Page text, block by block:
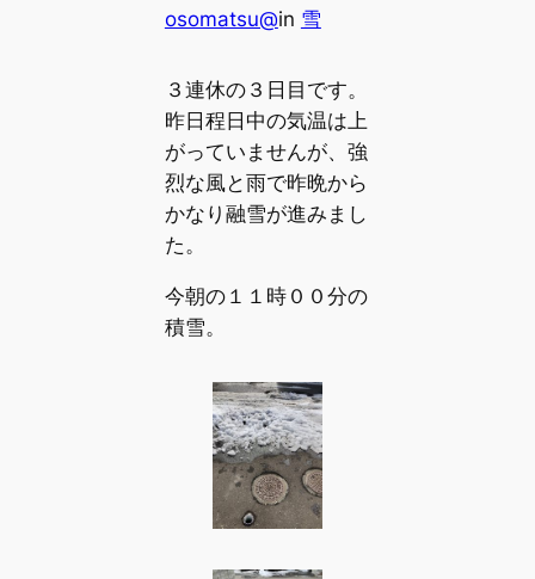
osomatsu@in 雪
３連休の３日目です。
昨日程日中の気温は上
がっていませんが、強
烈な風と雨で昨晩から
かなり融雪が進みまし
た。
今朝の１１時００分の
積雪。